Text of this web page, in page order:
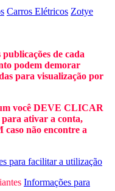
Carros Elétricos Zotye
de cada
podem demorar
para visualização por
você DEVE CLICAR
ativar a conta,
caso não encontre a
para facilitar a utilização
Informações para